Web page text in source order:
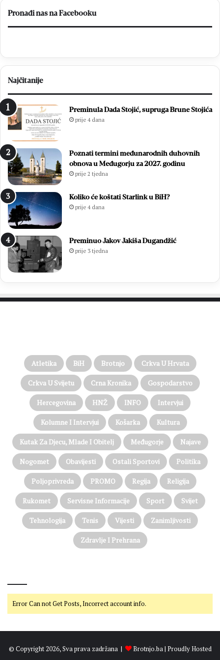
Pronađi nas na Facebooku
Najčitanije
Preminula Dada Stojić, supruga Brune Stojića
prije 4 dana
Poznati termini međunarodnih duhovnih
obnova u Međugorju za 2027. godinu
prije 2 tjedna
Koliko će koštati Starlink u BiH?
prije 4 dana
Preminuo Jakov Jakiša Dugandžić
prije 3 tjedna
Atletika BiH Brotnjo Crkva U Hrvata
Crkva U Svijetu Crna Kronika Gospodarstvo
Hercegovina HNŽ INFO Intervjui
Kolumne I Intervjui Košarka Kultura
Kutak Za Djecu, Mlade I Obitelj Međugorje Najave
Nogomet Obavijesti Ostali Sportovi Politika
Poljoprivreda PROMO Regija Religija
Rukomet Servisne Informacije Sport Svijet
Tehnologija Tenis Vijesti Zanimljivosti
Zdravlje I Prehrana
Error Can not Get Posts, Incorrect account info.
© Copyright 2026, Sva prava zadržana | Brotnjo.ba| Proudly Hosted